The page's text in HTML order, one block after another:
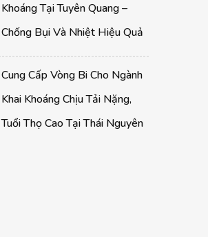
Khoáng Tại Tuyên Quang –
Chống Bụi Và Nhiệt Hiệu Quả
Cung Cấp Vòng Bi Cho Ngành
Khai Khoáng Chịu Tải Nặng,
Tuổi Thọ Cao Tại Thái Nguyên